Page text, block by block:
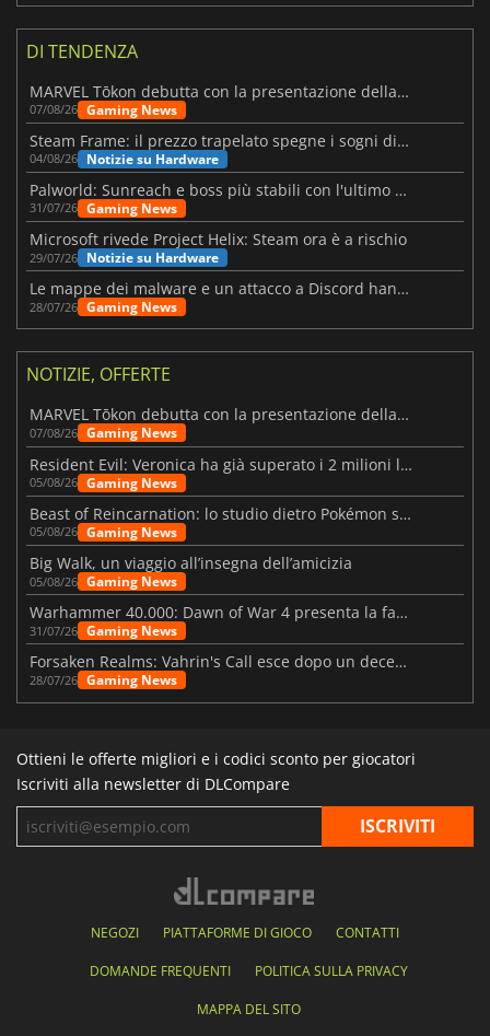
DI TENDENZA
MARVEL Tōkon debutta con la presentazione della roadmap per il primo anno
07/08/26 Gaming News
Steam Frame: il prezzo trapelato spegne i sogni di un VR economico
04/08/26 Notizie su Hardware
Palworld: Sunreach e boss più stabili con l'ultimo update
31/07/26 Gaming News
Microsoft rivede Project Helix: Steam ora è a rischio
29/07/26 Notizie su Hardware
Le mappe dei malware e un attacco a Discord hanno colpito Meccha Chameleon
28/07/26 Gaming News
NOTIZIE, OFFERTE
MARVEL Tōkon debutta con la presentazione della roadmap per il primo anno
07/08/26 Gaming News
Resident Evil: Veronica ha già superato i 2 milioni liste dei desideri
05/08/26 Gaming News
Beast of Reincarnation: lo studio dietro Pokémon su una nuova strada
05/08/26 Gaming News
Big Walk, un viaggio all’insegna dell’amicizia
05/08/26 Gaming News
Warhammer 40.000: Dawn of War 4 presenta la fazione dei Necron
31/07/26 Gaming News
Forsaken Realms: Vahrin's Call esce dopo un decennio di sviluppo
28/07/26 Gaming News
Ottieni le offerte migliori e i codici sconto per giocatori
Iscriviti alla newsletter di DLCompare
NEGOZI PIATTAFORME DI GIOCO CONTATTI
DOMANDE FREQUENTI POLITICA SULLA PRIVACY
MAPPA DEL SITO